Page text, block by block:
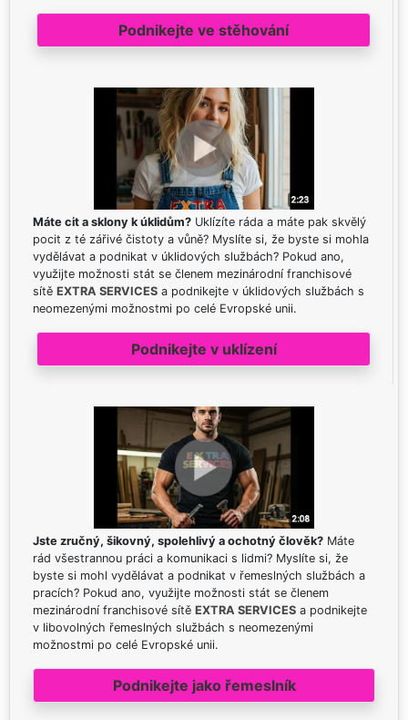
Podnikejte ve stěhování
Máte cit a sklony k úklidům? Uklízíte ráda a máte pak skvělý
pocit z té zářivé čistoty a vůně? Myslíte si, že byste si mohla
vydělávat a podnikat v úklidových službách? Pokud ano,
využijte možnosti stát se členem mezinárodní franchisové
sítě EXTRA SERVICES a podnikejte v úklidových službách s
neomezenými možnostmi po celé Evropské unii.
Podnikejte v uklízení
Jste zručný, šikovný, spolehlivý a ochotný člověk? Máte
rád všestrannou práci a komunikaci s lidmi? Myslíte si, že
byste si mohl vydělávat a podnikat v řemeslných službách a
pracích? Pokud ano, využijte možnosti stát se členem
mezinárodní franchisové sítě EXTRA SERVICES a podnikejte
v libovolných řemeslných službách s neomezenými
možnostmi po celé Evropské unii.
Podnikejte jako řemeslník